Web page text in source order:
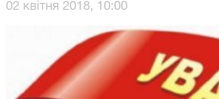
02 квітня 2018, 10:00